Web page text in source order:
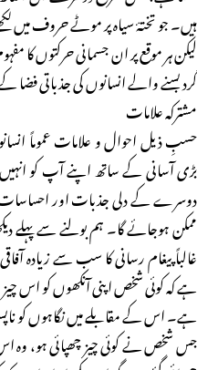
ہیں۔ جو تختۂ سیاہ پر موٹے حروف میں
لیکن ہر موقع پر ان جسمانی حرکتوں کا
گرد بسنے والے انسانوں کی جذباتی فضا
مشترکہ علامات
حسبِ ذیل احوال و علامات عموماً
بڑی آسانی کے ساتھ اپنے آپ کو
دوسرے کے دلی جذبات اور
ممکن ہوجائے گا۔ ہم بولنے سے پہلے
غالباً پیغام رسانی کا سب سے زیادہ
ہے کہ کوئی شخص اپنی آنکھوں کو اس
ہے۔ اس کے مقابلے میں نگاہوں کو
جس شخص نے کوئی چیز چھپائی ہو، وہ